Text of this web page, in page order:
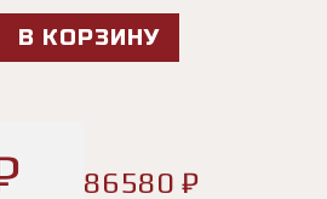
В КОРЗИНУ
86580 ₽